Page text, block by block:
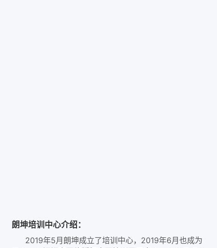
朗坤培训中心介绍：
2019年5月朗坤成立了培训中心，2019年6月也成为